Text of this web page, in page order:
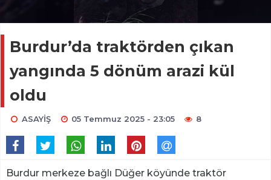
Burdur’da traktörden çıkan
yangında 5 dönüm arazi kül
oldu
ASAYİŞ 05 Temmuz 2025 - 23:05 8
Burdur merkeze bağlı Düğer köyünde traktör